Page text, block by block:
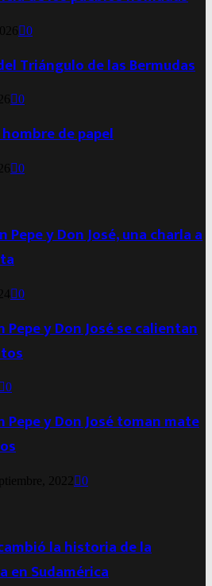
0
Triángulo de las Bermudas
0
de papel
0
Pepe y Don José, una charla a
0
y Don José se calientan
0
Pepe y Don José toman mate
2022 0
la historia de la
en Sudamérica